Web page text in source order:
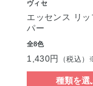
ヴィセ
エッセンス リッ
パー
全8色
1,430円 （税込）
種類を選